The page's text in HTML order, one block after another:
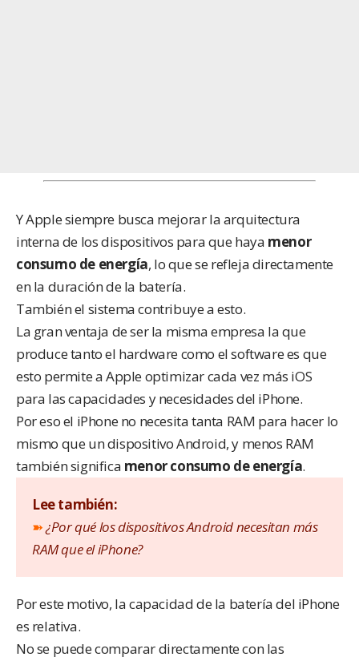
Y Apple siempre busca mejorar la arquitectura
interna de los dispositivos para que haya menor
consumo de energía, lo que se refleja directamente
en la duración de la batería.
También el sistema contribuye a esto.
La gran ventaja de ser la misma empresa la que
produce tanto el hardware como el software es que
esto permite a Apple optimizar cada vez más iOS
para las capacidades y necesidades del iPhone.
Por eso el iPhone no necesita tanta RAM para hacer lo
mismo que un dispositivo Android, y menos RAM
también significa menor consumo de energía.
Lee también:
➽¿Por qué los dispositivos Android necesitan más
RAM que el iPhone?
Por este motivo, la capacidad de la batería del iPhone
es relativa.
No se puede comparar directamente con las